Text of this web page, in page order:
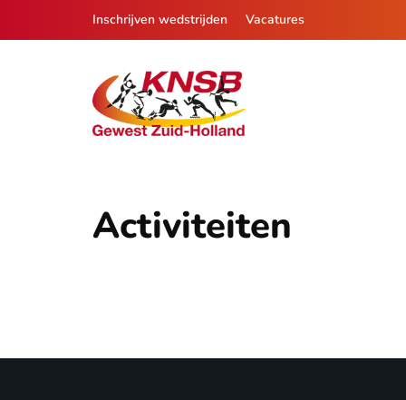
Inschrijven wedstrijden Vacatures
Activiteiten